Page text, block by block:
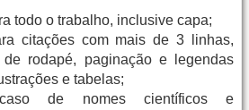
todo o trabalho, inclusive capa;
citações com mais de 3 linhas,
de rodapé, paginação e legendas
e tabelas;
de nomes científicos e